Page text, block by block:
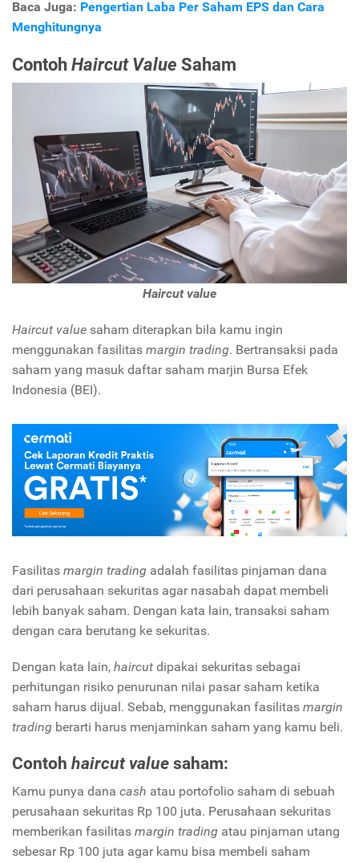
Baca Juga: Pengertian Laba Per Saham EPS dan Cara
Menghitungnya
ContohHaircut Value Saham
Haircut value
Haircut value saham diterapkan bila kamu ingin
menggunakan fasilitas margin trading. Bertransaksi pada
saham yang masuk daftar saham marjin Bursa Efek
Indonesia (BEI).
Fasilitas margin trading adalah fasilitas pinjaman dana
dari perusahaan sekuritas agar nasabah dapat membeli
lebih banyak saham. Dengan kata lain, transaksi saham
dengan cara berutang ke sekuritas.
Dengan kata lain, haircut dipakai sekuritas sebagai
perhitungan risiko penurunan nilai pasar saham ketika
saham harus dijual. Sebab, menggunakan fasilitas margin
trading berarti harus menjaminkan saham yang kamu beli.
Contoh haircut value saham:
Kamu punya dana cash atau portofolio saham di sebuah
perusahaan sekuritas Rp 100 juta. Perusahaan sekuritas
memberikan fasilitas margin trading atau pinjaman utang
sebesar Rp 100 juta agar kamu bisa membeli saham